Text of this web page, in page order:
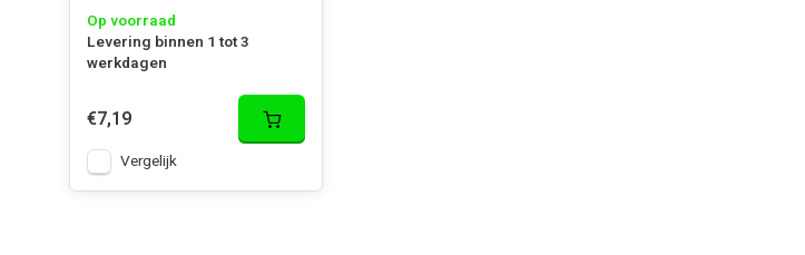
Op voorraad
Levering binnen 1 tot 3
werkdagen
€7,19
Vergelijk